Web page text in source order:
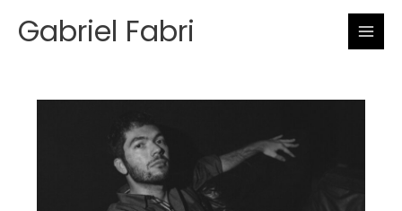
Gabriel Fabri